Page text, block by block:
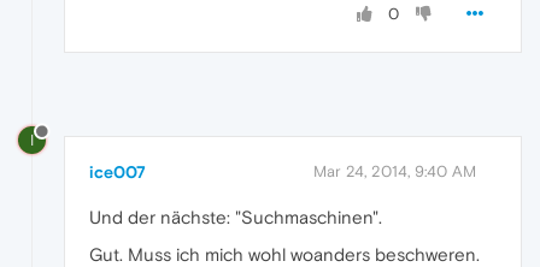
0
I
ice007 Mar 24, 2014, 9:40 AM
Und der nächste: "Suchmaschinen".
Gut. Muss ich mich wohl woanders beschweren.